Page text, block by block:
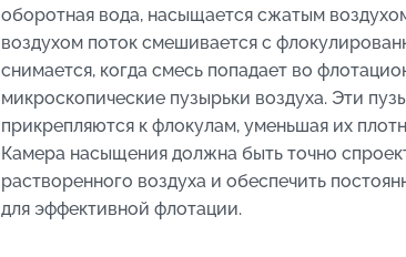
оборотная вода, насыщается сжатым
воздухом поток смешивается с
снимается, когда смесь попадает во
микроскопические пузырьки воздуха. Эти
прикрепляются к флокулам, уменьшая их
Камера насыщения должна быть точно
растворенного воздуха и обеспечить
для эффективной флотации.